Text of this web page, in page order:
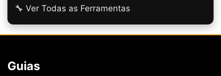
🔧 Ver Todas as Ferramentas
Guias